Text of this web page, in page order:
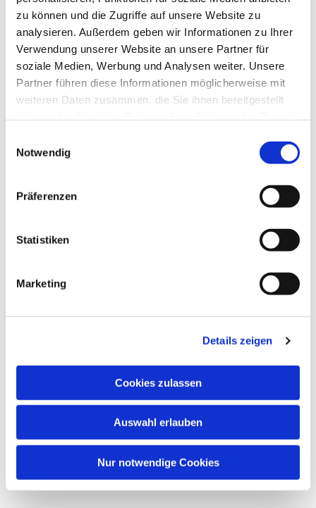
zu können und die Zugriffe auf unsere Website zu
analysieren. Außerdem geben wir Informationen zu Ihrer
Verwendung unserer Website an unsere Partner für
soziale Medien, Werbung und Analysen weiter. Unsere
Partner führen diese Informationen möglicherweise mit
weiteren Daten zusammen, die Sie ihnen bereitgestellt
Notwendig
Präferenzen
Statistiken
Marketing
Details zeigen
Cookies zulassen
Auswahl erlauben
Nur notwendige Cookies
Dies könnte Sie auch